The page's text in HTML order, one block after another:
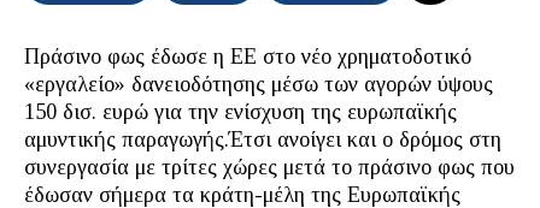
Πράσινο φως έδωσε η ΕΕ στο νέο χρηματοδοτικό
«εργαλείο» δανειοδότησης μέσω των αγορών ύψους
150 δισ. ευρώ για την ενίσχυση της ευρωπαϊκής
αμυντικής παραγωγής.Έτσι ανοίγει και ο δρόμος στη
συνεργασία με τρίτες χώρες μετά το πράσινο φως που
έδωσαν σήμερα τα κράτη-μέλη της Ευρωπαϊκής